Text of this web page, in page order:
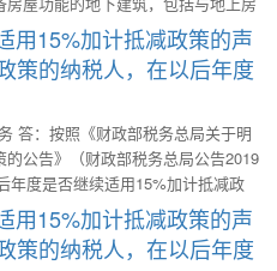
下的建筑、地下人防设施等，均应
备房屋功能的地下建筑是指有屋面
在其中生产、经营、工作、学习、
地上房屋相连的地下建筑，如房
下部分等，应将地下部分与地上房屋
关规定计算征收房产税。
15%加计抵减政策的声
策的纳税人，在以后年度
答：按照《财政部税务总局关于明
公告》（财政部税务总局公告2019
年度是否继续适用15%加计抵减政
已经提交《适用15%加计抵减政策
税人，在2020年、2021年是否继
年销售额确定。如果仍然符合适用
15%加计抵减政策的声
策的纳税人，在以后年度